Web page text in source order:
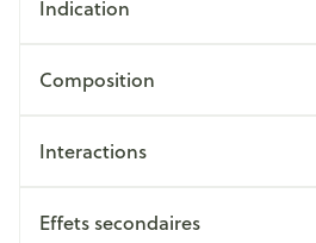
Indication
Composition
Interactions
Effets secondaires